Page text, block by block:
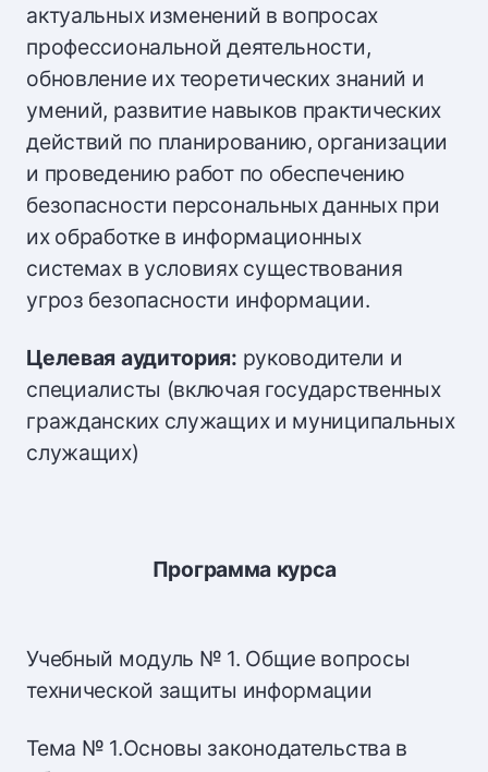
актуальных изменений в вопросах
профессиональной деятельности,
обновление их теоретических знаний и
умений, развитие навыков практических
действий по планированию, организации
и проведению работ по обеспечению
безопасности персональных данных при
их обработке в информационных
системах в условиях существования
угроз безопасности информации.
Целевая аудитория: руководители и
специалисты (включая государственных
гражданских служащих и муниципальных
служащих)
Программа курса
Учебный модуль № 1. Общие вопросы
технической защиты информации
Тема № 1.Основы законодательства в